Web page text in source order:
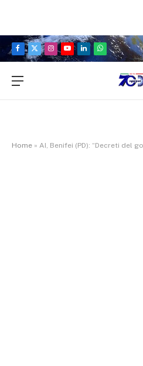
Facebook
X
Instagram
YouTubeLinkedInWhatsApp
Home » AI, Benifei (PD): “Decreti del governo introducono